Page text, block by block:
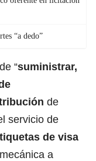
“a dedo”
“suministrar,
de
servicio de
de visa
a